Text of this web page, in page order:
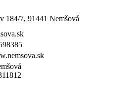
184/7, 91441 Nemšová